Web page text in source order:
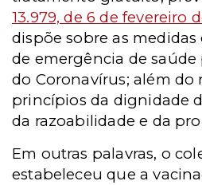
13.979, de 6 de fevereiro
dispõe sobre as
de emergência de
do Coronavírus; além do
princípios da dignidade
da razoabilidade e da
Em outras palavras, o
estabeleceu que a